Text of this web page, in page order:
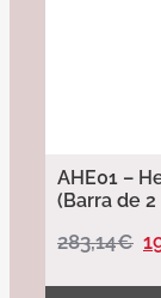
AHE01 –
(Barra de
283,14€